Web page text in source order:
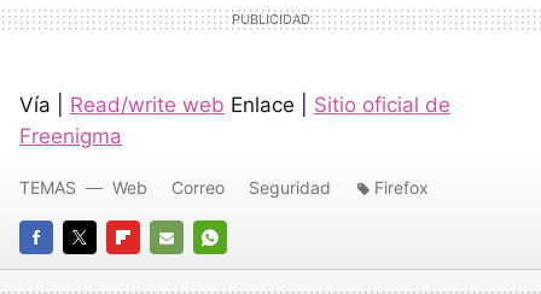
Vía | Read/write web Enlace | Sitio oficial de
Freenigma
FACEBOOK
TWITTERFLIPBOARD
E-
WHATSAPP
TEMAS Web Correo Seguridad Firefox